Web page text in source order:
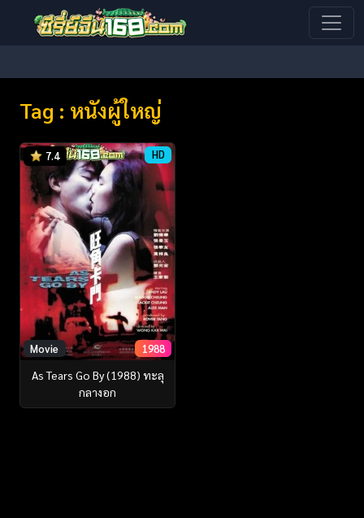
Tag : หนังผู้ใหญ่
7.4 HD
Movie 1988
As Tears Go By (1988) ทะลุ
กลางอก